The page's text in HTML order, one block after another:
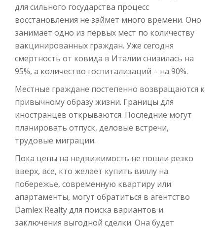
для сильного государства процесс
восстановления не займет много времени. Оно
занимает одно из первых мест по количеству
вакцинированных граждан. Уже сегодня
смертность от ковида в Италии снизилась на
95%, а количество госпитализаций – на 90%.
Местные граждане постепенно возвращаются к
привычному образу жизни. Границы для
иностранцев открываются. Последние могут
планировать отпуск, деловые встречи,
трудовые миграции.
Пока цены на недвижимость не пошли резко
вверх, все, кто желает купить виллу на
побережье, современную квартиру или
апартаменты, могут обратиться в агентство
Damlex Realty для поиска вариантов и
заключения выгодной сделки. Она будет